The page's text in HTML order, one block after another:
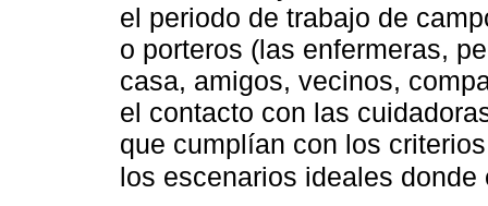
el periodo de trabajo de
o porteros (las enfermeras,
casa, amigos, vecinos,
el contacto con las
que cumplían con los
los escenarios ideales